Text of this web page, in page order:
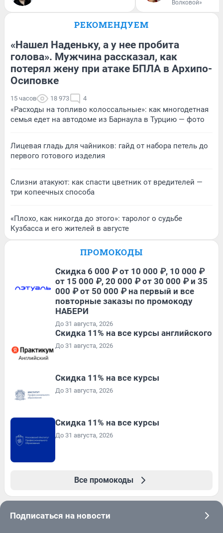
Волковой»
РЕКОМЕНДУЕМ
«Нашел Наденьку, а у нее пробита
голова». Мужчина рассказал, как
потерял жену при атаке БПЛА в Архипо-
Осиповке
15 часов 18 973 4
«Расходы на топливо колоссальные»: как многодетная
семья едет на автодоме из Барнаула в Турцию — фото
Лицевая гладь для чайников: гайд от набора петель до
первого готового изделия
Слизни атакуют: как спасти цветник от вредителей —
три копеечных способа
«Плохо, как никогда до этого»: таролог о судьбе
Кузбасса и его жителей в августе
ПРОМОКОДЫ
Скидка 6 000 ₽ от 10 000 ₽, 10 000 ₽
от 15 000 ₽, 20 000 ₽ от 30 000 ₽ и 35
000 ₽ от 50 000 ₽ на первый и все
повторные заказы по промокоду
НАБЕРИ
До 31 августа, 2026
Скидка 11% на все курсы английского
До 31 августа, 2026
Скидка 11% на все курсы
До 31 августа, 2026
Скидка 11% на все курсы
До 31 августа, 2026
Все промокоды
Подписаться на новости